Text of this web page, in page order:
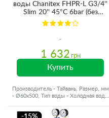
воды Chanitex FHPR-L G3/4''
Slim 20'' 45°C 6bar (без
картриджа)
1 632 грн
Купить
Производитель - Тайвань, Размер, мм
- Ø60x500, Тип воды - Холодная вода,
-15%